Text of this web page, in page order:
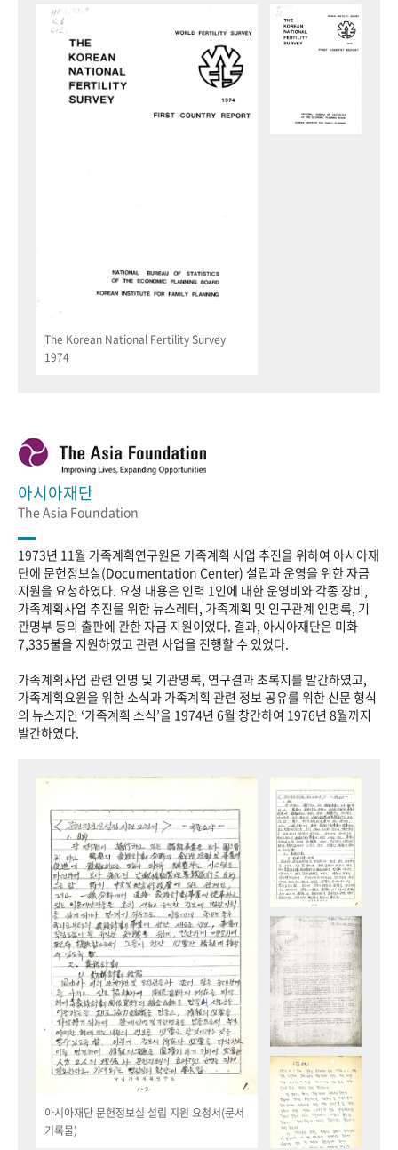
The Korean National Fertility Survey
1974
아시아재단
The Asia Foundation
1973년 11월 가족계획연구원은 가족계획 사업 추진을 위하여 아시아재
단에 문헌정보실(Documentation Center) 설립과 운영을 위한 자금
지원을 요청하였다. 요청 내용은 인력 1인에 대한 운영비와 각종 장비,
가족계획사업 추진을 위한 뉴스레터, 가족계획 및 인구관계 인명록, 기
관명부 등의 출판에 관한 자금 지원이었다. 결과, 아시아재단은 미화
7,335불을 지원하였고 관련 사업을 진행할 수 있었다.
가족계획사업 관련 인명 및 기관명록, 연구결과 초록지를 발간하였고,
가족계획요원을 위한 소식과 가족계획 관련 정보 공유를 위한 신문 형식
의 뉴스지인 ‘가족계획 소식’을 1974년 6월 창간하여 1976년 8월까지
발간하였다.
아시아재단 문헌정보실 설립 지원 요청서(문서
기록물)